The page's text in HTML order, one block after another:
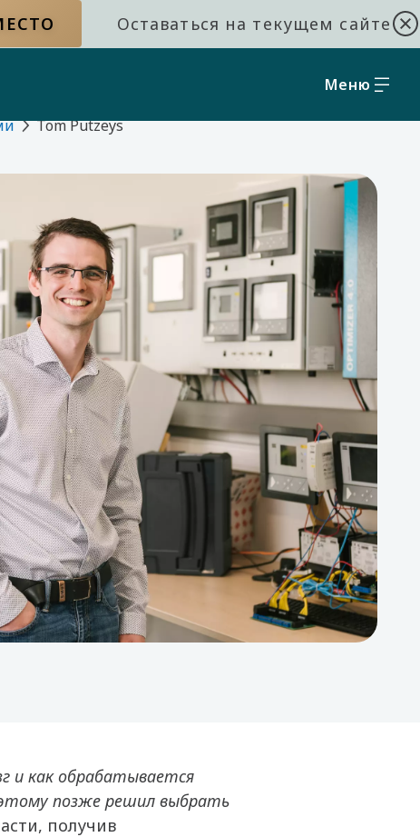
Оставаться на текущем сайте
Меню
Tom Putzeys
и как обрабатывается
позже решил выбрать
получив